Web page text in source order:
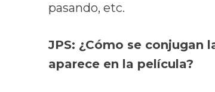
pasando, etc.
JPS: ¿Cómo se
aparece en la película?